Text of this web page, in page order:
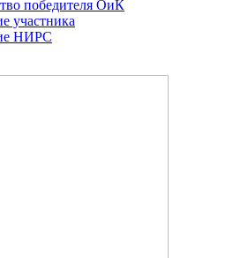
победителя ОиК
участника
НИРС